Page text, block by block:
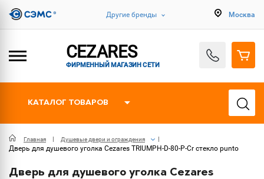
Другие бренды Москва
CEZARES
ФИРМЕННЫЙ МАГАЗИН СЕТИ
КАТАЛОГ ТОВАРОВ
Главная Душевые двери и ограждения
Дверь для душевого уголка Cezares TRIUMPH-D-80-P-Cr стекло punto
Дверь для душевого уголка Cezares